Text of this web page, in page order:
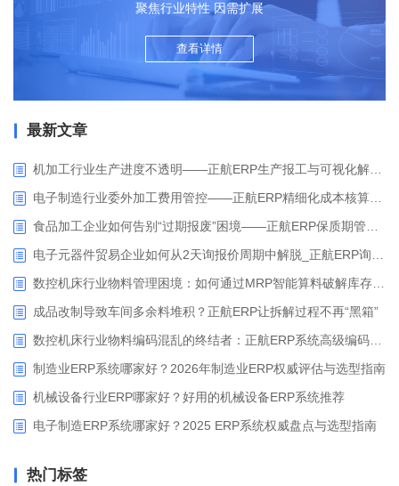
聚焦行业特性 因需扩展
查看详情
最新文章
成品改制导致车间多余料堆积？正航ERP让拆解过程不再“黑箱”
制造业ERP系统哪家好？2026年制造业ERP权威评估与选型指南
机械设备行业ERP哪家好？好用的机械设备ERP系统推荐
电子制造ERP系统哪家好？2025 ERP系统权威盘点与选型指南
热门标签